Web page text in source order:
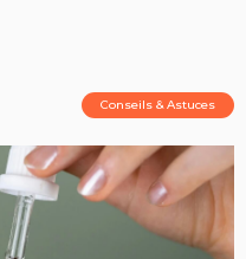
Conseils & Astuces